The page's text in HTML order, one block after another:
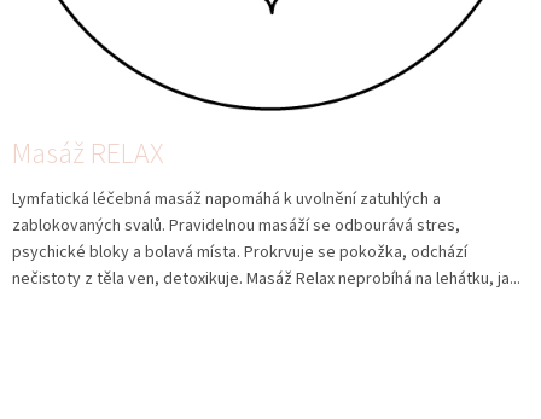
Masáž RELAX
Lymfatická léčebná masáž napomáhá k uvolnění zatuhlých a
zablokovaných svalů. Pravidelnou masáží se odbourává stres,
psychické bloky a bolavá místa. Prokrvuje se pokožka, odchází
nečistoty z těla ven, detoxikuje. Masáž Relax neprobíhá na lehátku, ja...